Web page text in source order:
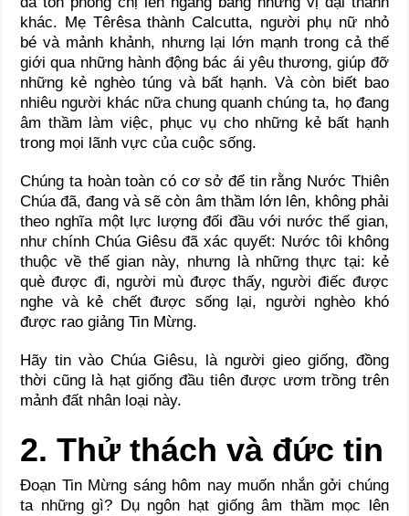
khác. Mẹ Têrêsa thành Calcutta, người phụ nữ nhỏ
bé và mảnh khảnh, nhưng lại lớn mạnh trong cả thế
giới qua những hành động bác ái yêu thương, giúp đỡ
những kẻ nghèo túng và bất hạnh. Và còn biết bao
nhiêu người khác nữa chung quanh chúng ta, họ đang
âm thầm làm việc, phục vụ cho những kẻ bất hạnh
trong mọi lãnh vực của cuộc sống.
Chúng ta hoàn toàn có cơ sở để tin rằng Nước Thiên
Chúa đã, đang và sẽ còn âm thầm lớn lên, không phải
theo nghĩa một lực lượng đối đầu với nước thế gian,
như chính Chúa Giêsu đã xác quyết: Nước tôi không
thuộc về thế gian này, nhưng là những thực tại: kẻ
què được đi, người mù được thấy, người điếc được
nghe và kẻ chết được sống lại, người nghèo khó
được rao giảng Tin Mừng.
Hãy tin vào Chúa Giêsu, là người gieo giống, đồng
thời cũng là hạt giống đầu tiên được ươm trồng trên
mảnh đất nhân loại này.
2. Thử thách và đức tin
Đoạn Tin Mừng sáng hôm nay muốn nhắn gởi chúng
ta những gì? Dụ ngôn hạt giống âm thầm mọc lên